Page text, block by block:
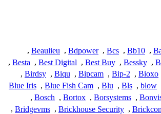
,
Bb10
,
Bcs
,
Bdpower
,
Beaulieu
,
,
Bessky
,
Best Buy
,
Best Digital
,
Besta
,
Bioxo
,
Bip-2
,
Bipcam
,
Biqu
,
Birdsy
,
blow
,
Bls
,
Blu
,
Blue Fish Cam
,
Blue Iris
,
Borsystems
,
Bortox
,
Bosch
,
,
Brickhouse Security
,
Bridgevms
,